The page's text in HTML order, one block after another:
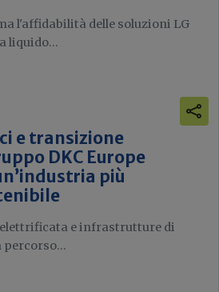
l'affidabilità delle soluzioni LG
liquido...
e transizione
DKC Europe
più
e infrastrutture di